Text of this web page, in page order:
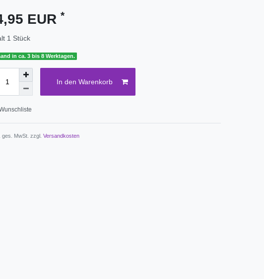
EUR *
1 Stück
in ca. 3 bis 8 Werktagen.
In den Warenkorb
ges. MwSt. zzgl. Versandkosten